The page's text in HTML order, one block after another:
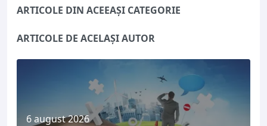
ARTICOLE DIN ACEEAȘI CATEGORIE
ARTICOLE DE ACELAȘI AUTOR
6 august 2026